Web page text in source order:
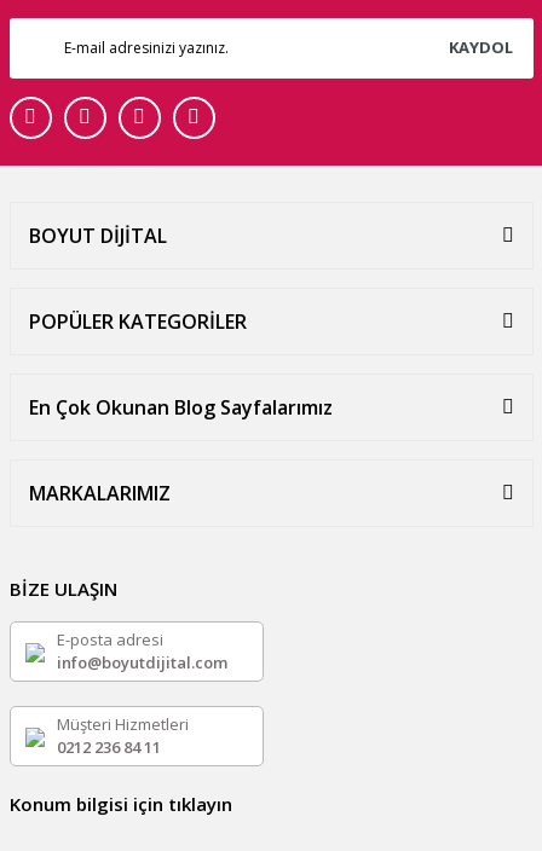
KAYDOL
BOYUT DİJİTAL
POPÜLER KATEGORİLER
En Çok Okunan Blog Sayfalarımız
MARKALARIMIZ
BİZE ULAŞIN
E-posta adresi
info@boyutdijital.com
Müşteri Hizmetleri
0212 236 84 11
Konum bilgisi için tıklayın